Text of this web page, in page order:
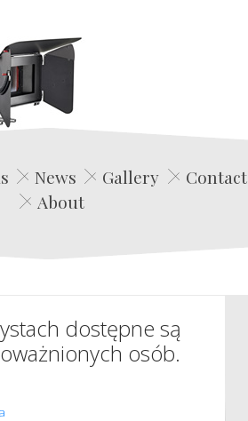
Edwin Film Agencja Aktorska
News Gallery
Contact
About
dostępne są
osób.